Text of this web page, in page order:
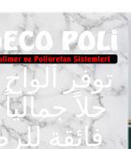
توفر
حلاً
فائقة